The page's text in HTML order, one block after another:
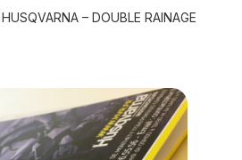
– DOUBLE RAINAGE